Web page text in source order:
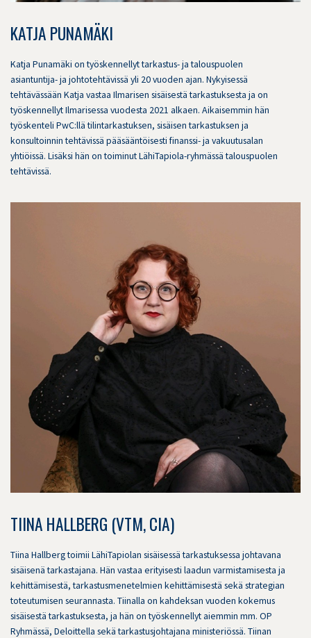
KATJA PUNAMÄKI
Katja Punamäki on työskennellyt tarkastus- ja talouspuolen
asiantuntija- ja johtotehtävissä yli 20 vuoden ajan. Nykyisessä
tehtävässään Katja vastaa Ilmarisen sisäisestä tarkastuksesta ja on
työskennellyt Ilmarisessa vuodesta 2021 alkaen. Aikaisemmin hän
työskenteli PwC:llä tilintarkastuksen, sisäisen tarkastuksen ja
konsultoinnin tehtävissä pääsääntöisesti finanssi- ja vakuutusalan
yhtiöissä. Lisäksi hän on toiminut LähiTapiola-ryhmässä talouspuolen
tehtävissä.
TIINA HALLBERG (VTM, CIA)
Tiina Hallberg toimii LähiTapiolan sisäisessä tarkastuksessa johtavana
sisäisenä tarkastajana. Hän vastaa erityisesti laadun varmistamisesta ja
kehittämisestä, tarkastusmenetelmien kehittämisestä sekä strategian
toteutumisen seurannasta. Tiinalla on kahdeksan vuoden kokemus
sisäisestä tarkastuksesta, ja hän on työskennellyt aiemmin mm. OP
Ryhmässä, Deloittella sekä tarkastusjohtajana ministeriössä. Tiinan